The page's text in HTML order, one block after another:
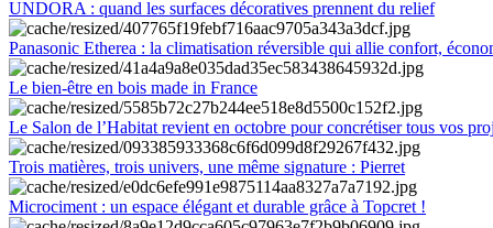
UNDORA : quand les surfaces décoratives prennent du relief
Panasonic Etherea : la climatisation réversible qui allie confort,
Le bien-être en bois made in France
Le Salon de l’Habitat revient en octobre pour concrétiser tous vos
Trois matières, trois univers, une même signature : Pierret
Microciment : un espace élégant et durable grâce à Topcret !